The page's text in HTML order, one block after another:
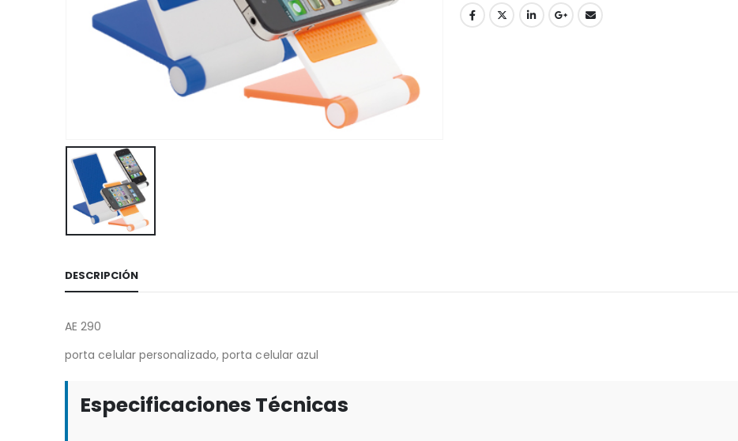
DESCRIPCIÓN
AE 290
porta celular personalizado, porta celular azul
Especificaciones Técnicas